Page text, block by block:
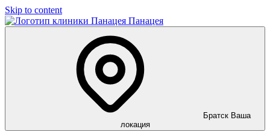
Skip to content
Панацея
Братск Ваша
локация